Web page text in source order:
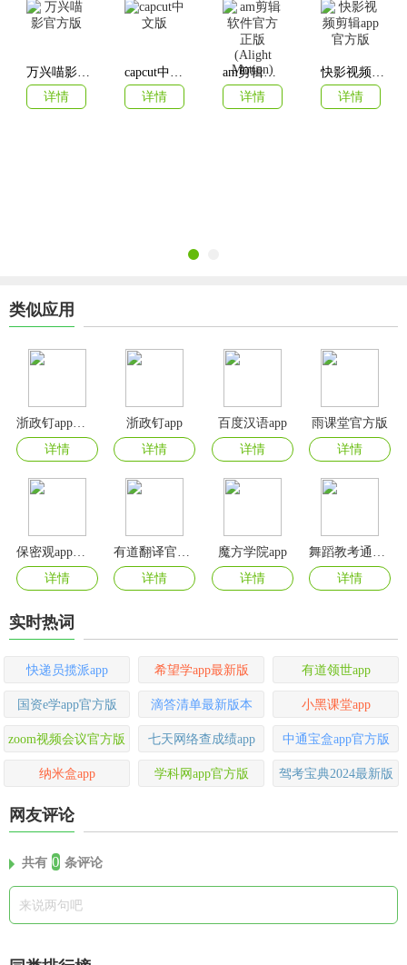
详情
详情
am剪辑软件官方正版(Alight Motion)
详情
详情
类似应用
浙政钉app官方版
详情
浙政钉app
详情
百度汉语app
详情
雨课堂官方版
详情
保密观app官方版
详情
详情
魔方学院app
详情
详情
实时热词
快递员揽派app 希望学app最新版 有道领世app
国资e学app官方版 滴答清单最新版本 小黑课堂app
zoom视频会议官方版 七天网络查成绩app 中通宝盒app官方版
纳米盒app 学科网app官方版 驾考宝典2024最新版
网友评论
共有 0 条评论